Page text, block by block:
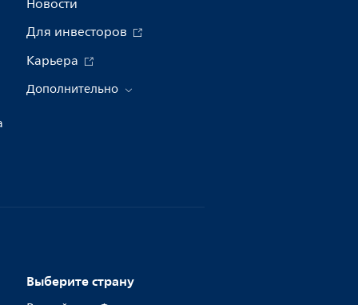
Для инвесторов
Карьера
Дополнительно
Выберите страну